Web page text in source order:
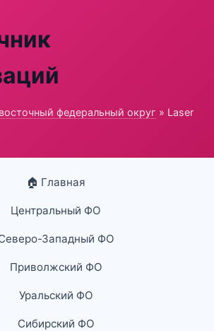
федеральный округ » Laser
🏠 Главная
Центральный ФО
Западный ФО
Приволжский ФО
Уральский ФО
Сибирский ФО